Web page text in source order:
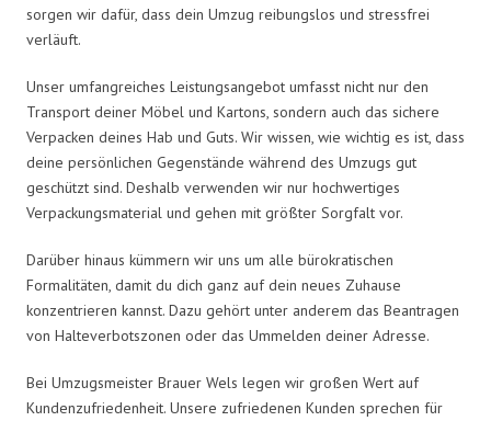
sorgen wir dafür, dass dein Umzug reibungslos und stressfrei
verläuft.
Unser umfangreiches Leistungsangebot umfasst nicht nur den
Transport deiner Möbel und Kartons, sondern auch das sichere
Verpacken deines Hab und Guts. Wir wissen, wie wichtig es ist, dass
deine persönlichen Gegenstände während des Umzugs gut
geschützt sind. Deshalb verwenden wir nur hochwertiges
Verpackungsmaterial und gehen mit größter Sorgfalt vor.
Darüber hinaus kümmern wir uns um alle bürokratischen
Formalitäten, damit du dich ganz auf dein neues Zuhause
konzentrieren kannst. Dazu gehört unter anderem das Beantragen
von Halteverbotszonen oder das Ummelden deiner Adresse.
Bei Umzugsmeister Brauer Wels legen wir großen Wert auf
Kundenzufriedenheit. Unsere zufriedenen Kunden sprechen für